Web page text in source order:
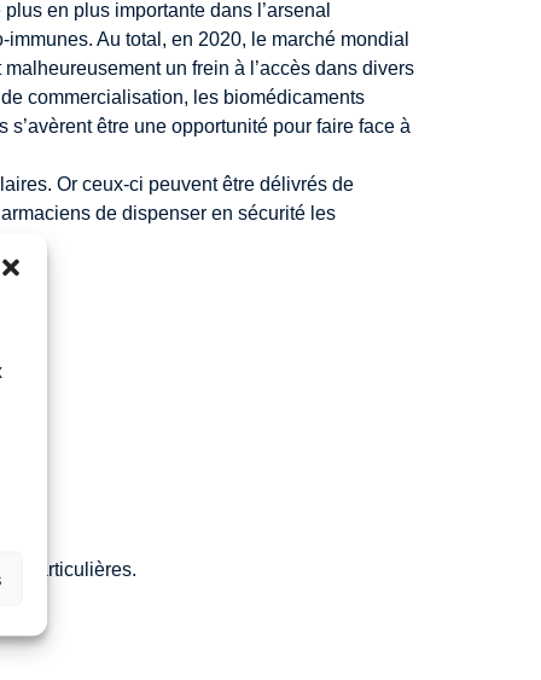
en plus importante dans l’arsenal
Au total, en 2020, le marché mondial
un frein à l’accès dans divers
commercialisation, les biomédicaments
être une opportunité pour faire face à
Or ceux-ci peuvent être délivrés de
de dispenser en sécurité les
particulières.